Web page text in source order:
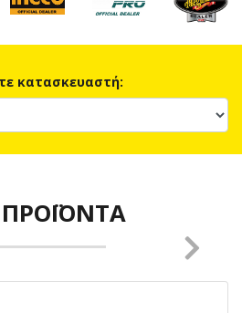
κατασκευαστή:
ΠΡΟΪΌΝΤΑ